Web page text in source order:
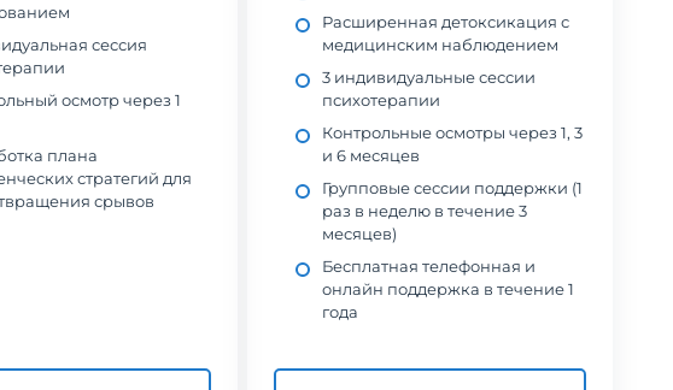
сессия
осмотр через 1
плана
стратегий для
срывов
Расширенная детоксикация с
медицинским наблюдением
3 индивидуальные сессии
психотерапии
Контрольные осмотры через 1, 3
и 6 месяцев
Групповые сессии поддержки (1
раз в неделю в течение 3
месяцев)
Бесплатная телефонная и
онлайн поддержка в течение 1
года